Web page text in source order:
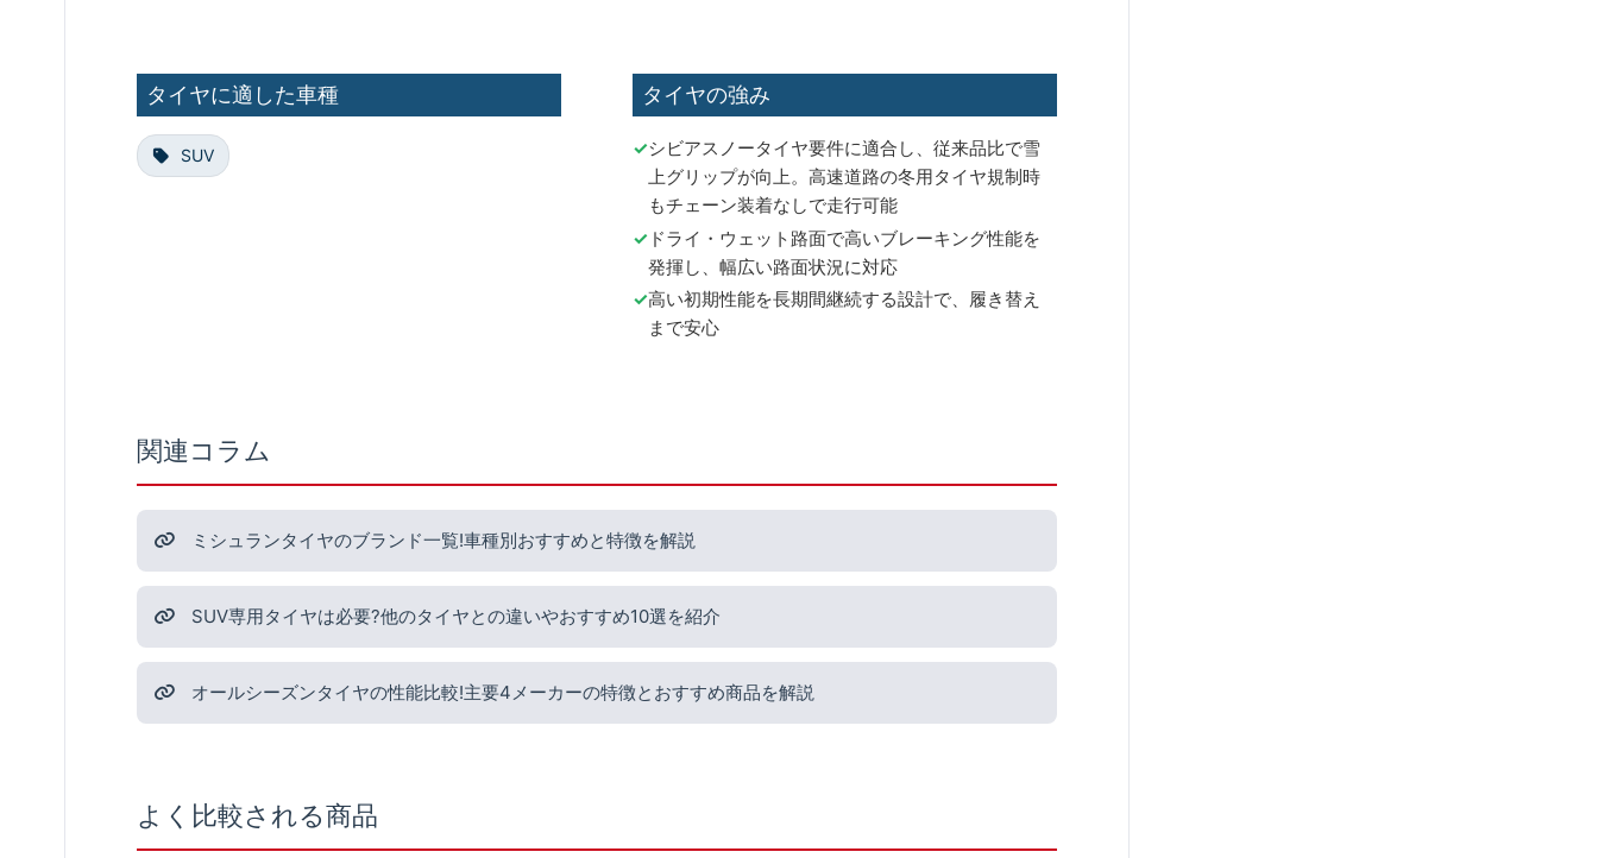
タイヤに適した車種
SUV
タイヤの強み
シビアスノータイヤ要件に適合し、従来品比で雪
上グリップが向上。高速道路の冬用タイヤ規制時
もチェーン装着なしで走行可能
ドライ・ウェット路面で高いブレーキング性能を
発揮し、幅広い路面状況に対応
高い初期性能を長期間継続する設計で、履き替え
まで安心
関連コラム
ミシュランタイヤのブランド一覧!車種別おすすめと特徴を解説
SUV専用タイヤは必要?他のタイヤとの違いやおすすめ10選を紹介
オールシーズンタイヤの性能比較!主要4メーカーの特徴とおすすめ商品を解説
よく比較される商品